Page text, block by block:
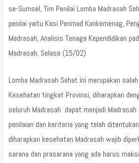
se-Sumsel, Tim Penilai Lomba Madrasah
penilai yaitu Kasi Penmad Kankemenag,
Madrasah, Analisis Tenaga Kependidikan
Madrasah. Selasa (15/02)
Lomba Madrasah Sehat ini merupakan
Kesehatan tingkat Provinsi, diharapkan
seluruh Madrasah dapat menjadi
penilaian dan keriteria yang telah
diharapkan kesehatan Madrasah wajib
sarana dan prasarana yang ada harus